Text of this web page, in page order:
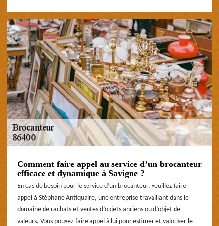
Comment faire appel au service d’un brocanteur
efficace et dynamique à Savigne ?
En cas de besoin pour le service d’un brocanteur, veuillez faire
appel à Stéphane Antiquaire, une entreprise travaillant dans le
domaine de rachats et ventes d’objets anciens ou d’objet de
valeurs. Vous pouvez faire appel à lui pour estimer et valoriser le